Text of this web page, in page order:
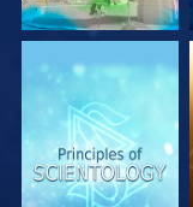
בדוק את הסדרה